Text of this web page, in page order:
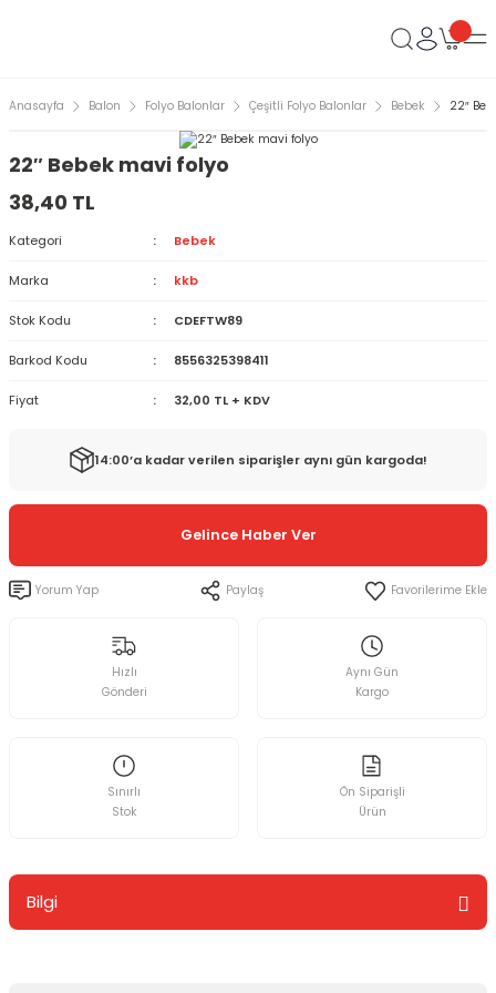
Anasayfa Balon Folyo Balonlar Çeşitli Folyo Balonlar Bebek 22″
22″ Bebek mavi folyo
38,40 TL
Kategori Bebek
Marka kkb
Stok Kodu CDEFTW89
Barkod Kodu 8556325398411
Fiyat 32,00 TL + KDV
14:00’a kadar verilen siparişler aynı gün kargoda!
Gelince Haber Ver
Yorum Yap Paylaş
Hızlı
Gönderi
Aynı Gün
Kargo
Sınırlı
Stok
Ön Siparişli
Ürün
Bilgi